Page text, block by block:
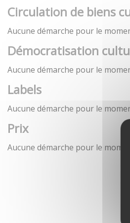
Circulation de biens
Aucune démarche pour le
Démocratisation
Aucune démarche pour le
Labels
Aucune démarche pour le
Prix
Aucune démarche pour le moment